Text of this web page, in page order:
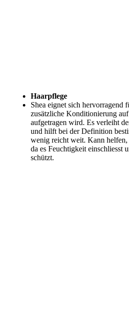
Haarpflege
Shea eignet sich hervorragend
zusätzliche Konditionierung
aufgetragen wird. Es verleiht
und hilft bei der Definition
wenig reicht weit. Kann
da es Feuchtigkeit einschliesst
schützt.